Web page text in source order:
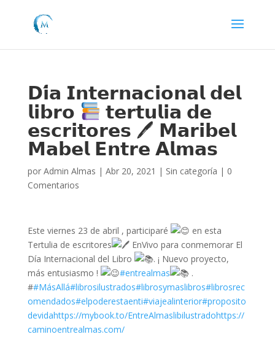
𝗗𝗶́𝗮 𝗜𝗻𝘁𝗲𝗿𝗻𝗮𝗰𝗶𝗼𝗻𝗮𝗹 𝗱𝗲𝗹
𝗹𝗶𝗯𝗿𝗼 𝘁𝗲𝗿𝘁𝘂𝗹𝗶𝗮 𝗱𝗲
𝗲𝘀𝗰𝗿𝗶𝘁𝗼𝗿𝗲𝘀 🖊 𝗠𝗮𝗿𝗶𝗯𝗲𝗹
𝗠𝗮𝗯𝗲𝗹 𝗘𝗻𝘁𝗿𝗲 𝗔𝗹𝗺𝗮𝘀
por Admin Almas | Abr 20, 2021 | Sin categoría | 0
Comentarios
Este viernes 23 de abril , participaré
en esta
Tertulia de escritores
EnVivo para conmemorar El
Día Internacional del Libro
. ¡ Nuevo proyecto,
más entusiasmo !
#entrealmas
.
##MásAllá#librosilustrados#librosymaslibros#librosrec
omendados#elpoderestaenti#viajealinterior#proposito
devidahttps://mybook.to/EntreAlmaslibilustradohttps://
caminoentrealmas.com/